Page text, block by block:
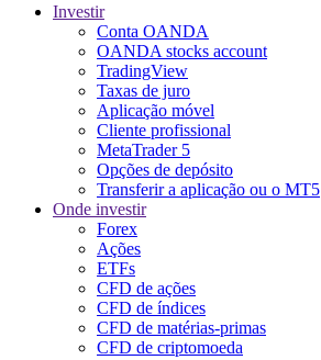
Investir
Conta OANDA
OANDA stocks account
TradingView
Taxas de juro
Aplicação móvel
Cliente profissional
MetaTrader 5
Opções de depósito
Transferir a aplicação ou o MT5
Onde investir
Forex
Ações
ETFs
CFD de ações
CFD de índices
CFD de matérias-primas
CFD de criptomoeda